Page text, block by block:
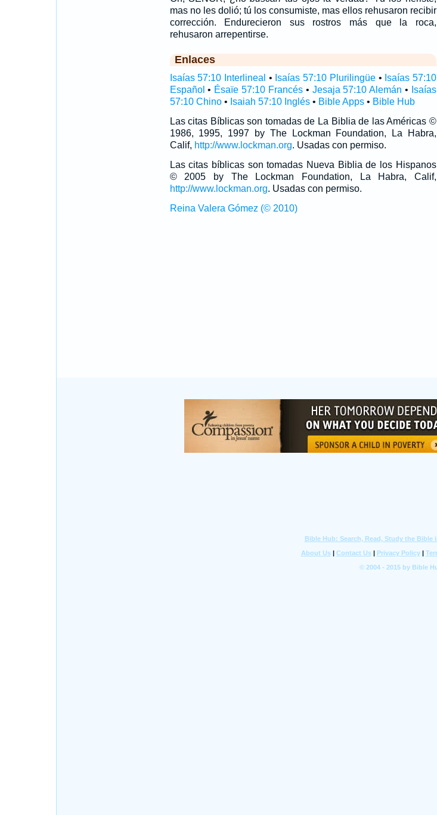
mas no les dolió; tú los consumiste, mas ellos rehusaron recibir
corrección. Endurecieron sus rostros más que la roca,
rehusaron arrepentirse.
Enlaces
Isaías 57:10 Interlineal • Isaías 57:10 Plurilingüe• Isaías 57:10
Español • Ésaïe 57:10 Francés• Jesaja 57:10 Alemán • Isaías
57:10 Chino• Isaiah 57:10 Inglés• Bible Apps• Bible Hub
Las citas Bíblicas son tomadas de La Biblia de las Américas ©
1986, 1995, 1997 by The Lockman Foundation, La Habra,
Calif, http://www.lockman.org. Usadas con permiso.
Las citas bíblicas son tomadas Nueva Biblia de los Hispanos
© 2005 by The Lockman Foundation, La Habra, Calif,
http://www.lockman.org. Usadas con permiso.
Reina Valera Gómez (© 2010)